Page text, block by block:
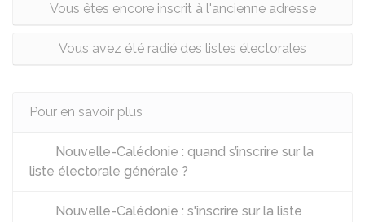
Vous êtes encore inscrit à l'ancienne adresse
Vous avez été radié des listes électorales
Pour en savoir plus
Nouvelle-Calédonie : quand s’inscrire sur la
liste électorale générale ?
Nouvelle-Calédonie : s'inscrire sur la liste